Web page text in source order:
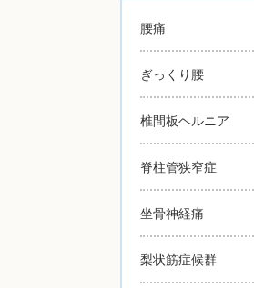
腰痛
ぎっくり腰
椎間板ヘルニア
脊柱管狭窄症
坐骨神経痛
梨状筋症候群